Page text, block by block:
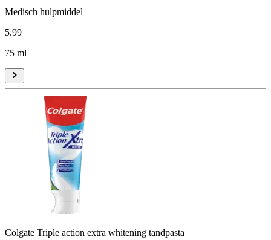
Medisch hulpmiddel
5.99
75 ml
Colgate Triple action extra whitening tandpasta